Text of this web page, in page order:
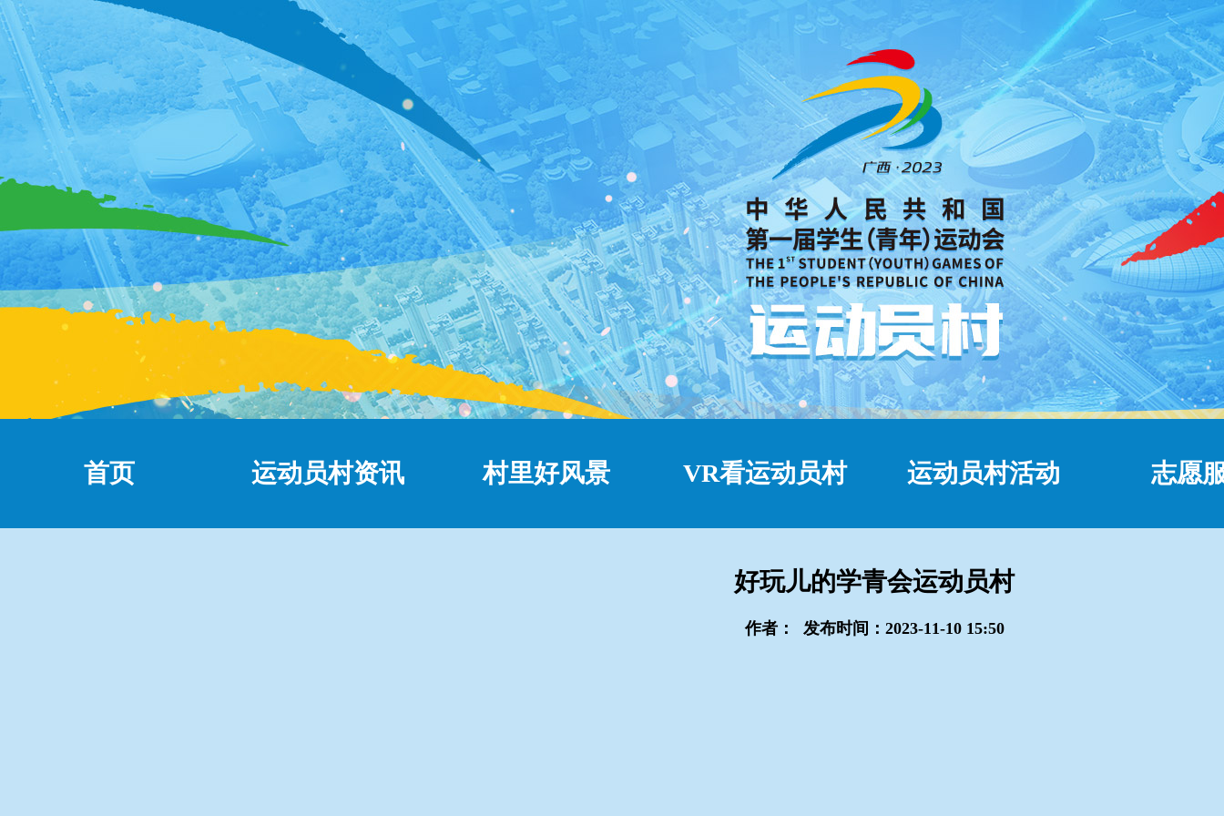
首页 运动员村资讯 村里好风景 VR看运动员村 运动员村活动 志愿
好玩儿的学青会运动员村
作者： 发布时间：2023-11-10 15:50